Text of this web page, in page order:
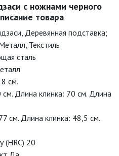
с ножнами черного
товара
Деревянная подставка;
Текстиль
сталь
см.
Длина клинка: 70 см. Длина
см. Длина клинка: 48,5 см.
(HRC) 20